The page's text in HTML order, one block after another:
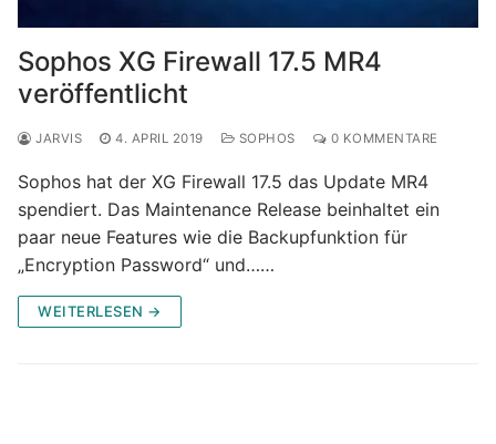
Sophos XG Firewall 17.5 MR4
veröffentlicht
JARVIS 4. APRIL 2019 SOPHOS 0 KOMMENTARE
Sophos hat der XG Firewall 17.5 das Update MR4
spendiert. Das Maintenance Release beinhaltet ein
paar neue Features wie die Backupfunktion für
„Encryption Password“ und……
WEITERLESEN →